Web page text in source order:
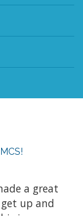
a great
up and